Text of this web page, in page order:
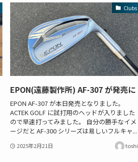
Clubs
EPON(遠藤製作所) AF-307 が発売に
EPON AF-307 が本日発売となりました。
ACTEK GOLF に試打用のヘッドが入りました
ので早速打ってみました。 自分の勝手なイメ
ージだと AF-300 シリーズは易しいフルキャ...
2025年2月21日 toshi